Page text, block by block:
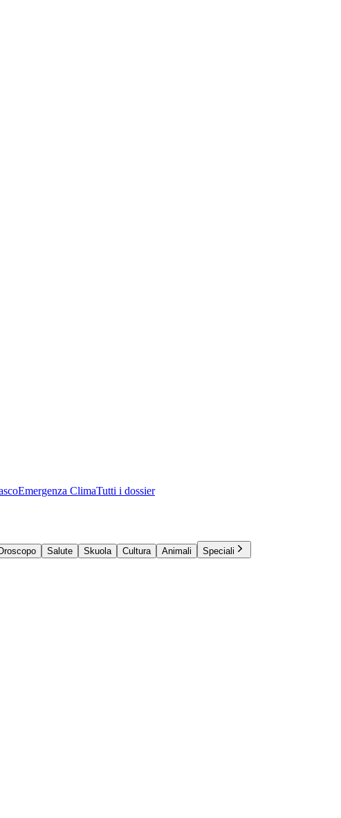
Emergenza ClimaTutti i dossier
Salute Skuola Cultura Animali
Speciali